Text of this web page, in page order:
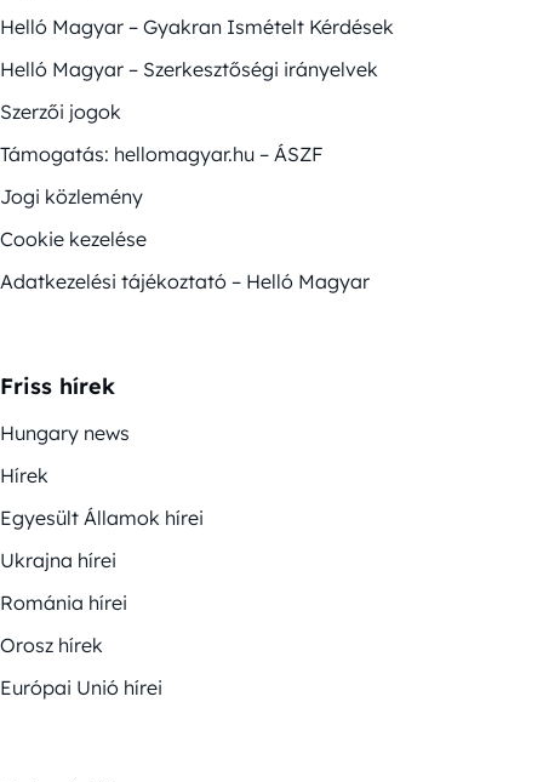
Helló Magyar – Gyakran Ismételt Kérdések
Helló Magyar – Szerkesztőségi irányelvek
Szerzői jogok
Támogatás: hellomagyar.hu – ÁSZF
Jogi közlemény
Cookie kezelése
Adatkezelési tájékoztató – Helló Magyar
Friss hírek
Hungary news
Hírek
Egyesült Államok hírei
Ukrajna hírei
Románia hírei
Orosz hírek
Európai Unió hírei